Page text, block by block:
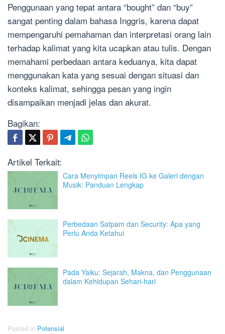
Penggunaan yang tepat antara “bought” dan “buy”
sangat penting dalam bahasa Inggris, karena dapat
mempengaruhi pemahaman dan interpretasi orang lain
terhadap kalimat yang kita ucapkan atau tulis. Dengan
memahami perbedaan antara keduanya, kita dapat
menggunakan kata yang sesuai dengan situasi dan
konteks kalimat, sehingga pesan yang ingin
disampaikan menjadi jelas dan akurat.
Bagikan:
Artikel Terkait:
Cara Menyimpan Reels IG ke Galeri dengan
Musik: Panduan Lengkap
Perbedaan Satpam dan Security: Apa yang
Perlu Anda Ketahui
Pada Yaiku: Sejarah, Makna, dan Penggunaan
dalam Kehidupan Sehari-hari
Posted in Potensial